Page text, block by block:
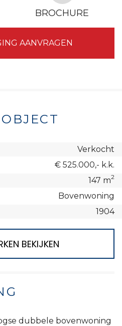
BROCHURE
AANVRAGEN
Verkocht
€ 525.000,- k.k.
147 m2
Bovenwoning
1904
BEKIJKEN
dubbele bovenwoning